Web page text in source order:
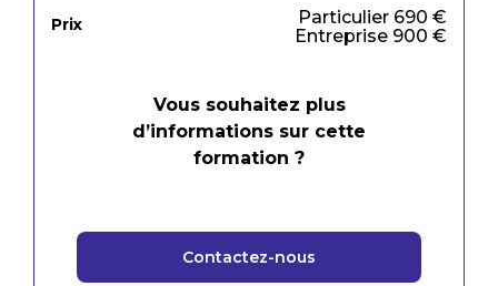
Prix
Particulier 690 €
Entreprise 900 €
Vous souhaitez plus
d’informations sur cette
formation ?
Contactez-nous